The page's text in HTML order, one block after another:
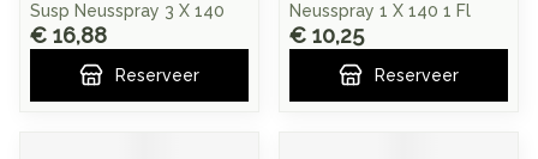
Susp Neusspray 3 X 140
€ 16,88
Reserveer
Neusspray 1 X 140 1 Fl
€ 10,25
Reserveer